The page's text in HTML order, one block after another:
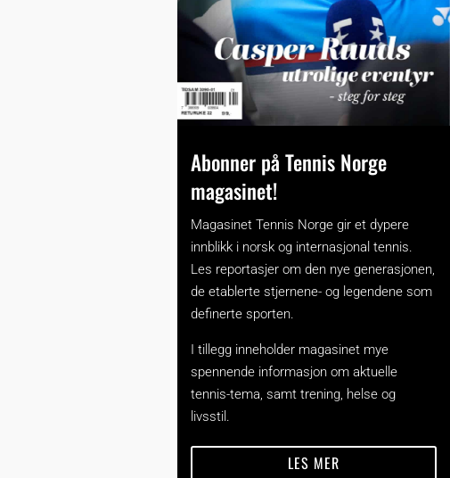
Abonner på Tennis Norge
magasinet!
Magasinet Tennis Norge gir et dypere
innblikk i norsk og internasjonal tennis.
Les reportasjer om den nye generasjonen,
de etablerte stjernene- og legendene som
definerte sporten.
I tillegg inneholder magasinet mye
spennende informasjon om aktuelle
tennis-tema, samt trening, helse og
livsstil.
LES MER